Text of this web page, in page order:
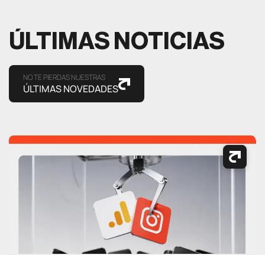
ÚLTIMAS NOTICIAS
NO TE PIERDAS NUESTRAS
ÚLTIMAS NOVEDADES